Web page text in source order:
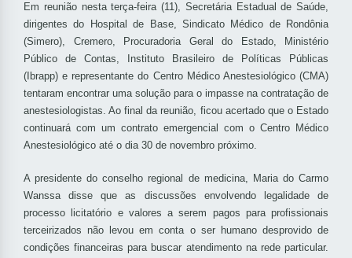
Em reunião nesta terça-feira (11), Secretária Estadual de Saúde,
dirigentes do Hospital de Base, Sindicato Médico de Rondônia
(Simero), Cremero, Procuradoria Geral do Estado, Ministério
Público de Contas, Instituto Brasileiro de Políticas Públicas
(Ibrapp) e representante do Centro Médico Anestesiológico (CMA)
tentaram encontrar uma solução para o impasse na contratação de
anestesiologistas. Ao final da reunião, ficou acertado que o Estado
continuará com um contrato emergencial com o Centro Médico
Anestesiológico até o dia 30 de novembro próximo.
A presidente do conselho regional de medicina, Maria do Carmo
Wanssa disse que as discussões envolvendo legalidade de
processo licitatório e valores a serem pagos para profissionais
terceirizados não levou em conta o ser humano desprovido de
condições financeiras para buscar atendimento na rede particular.